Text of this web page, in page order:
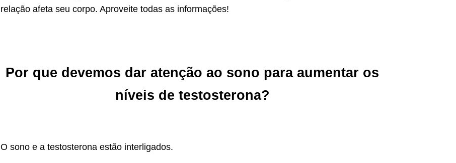
relação afeta seu corpo. Aproveite todas as informações!
Por que devemos dar atenção ao sono para aumentar os
níveis de testosterona?
O sono e a testosterona estão interligados.